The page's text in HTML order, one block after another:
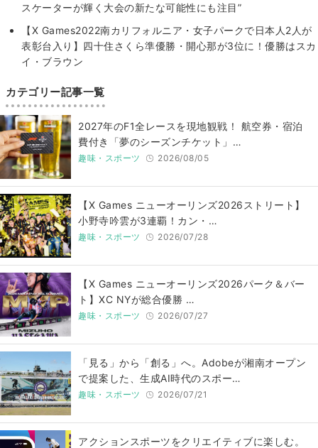
スケーターが輝く大会の新たな可能性にも注目”
【X Games2022南カリフォルニア・女子パークで日本人2人が
表彰台入り】四十住さくら準優勝・開心那が3位に！優勝はスカ
イ・ブラウン
カテゴリー記事一覧
2027年のF1全レースを現地観戦！ 航空券・宿泊
費付き「夢のシーズンチケット」…
趣味・スポーツ 2026/08/05
【X Games ニューオーリンズ2026ストリート】
小野寺吟雲が3連覇！カン・…
趣味・スポーツ 2026/07/28
【X Games ニューオーリンズ2026パーク＆バー
ト】XC NYが総合優勝 …
趣味・スポーツ 2026/07/27
「見る」から「創る」へ。Adobeが湘南オープン
で提案した、生成AI時代のスポー…
趣味・スポーツ 2026/07/21
アクションスポーツをクリエイティブに楽しむ。